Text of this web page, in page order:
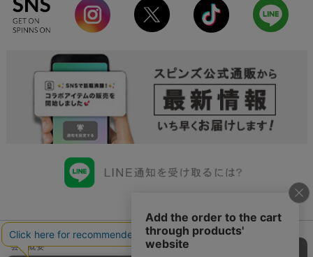
会社概要 会員規約について